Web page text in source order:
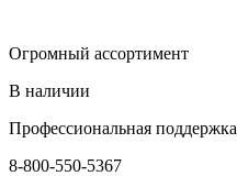
Огромный ассортимент
В наличии
Профессиональная поддержка
8-800-550-5367